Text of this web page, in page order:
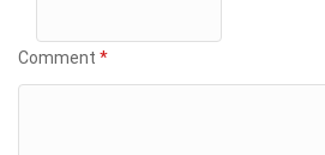
Comment *